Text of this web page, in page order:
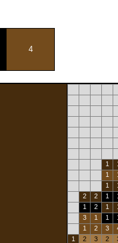
4
1
1
1
2
2 1
1
2 1
3
1 1
1
2 3
1
2 3 2